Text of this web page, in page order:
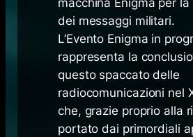
macchina Enigma per
dei messaggi militari.
L’Evento Enigma in
rappresenta la
questo spaccato delle
radiocomunicazioni nel
che, grazie proprio alla
portato dai primordiali